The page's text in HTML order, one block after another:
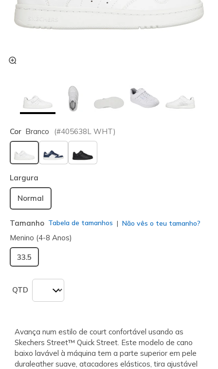
Cor Branco (#405638L WHT)
selecionado
Largura
Normal
Tamanho Tabela de tamanhos Não vês o teu tamanho?
Menino (4-8 Anos)
33.5
QTD
Avança num estilo de court confortável usando as
Skechers Street™ Quick Street. Este modelo de cano
baixo lavável à máquina tem a parte superior em pele
duraleather suave, atacadores elásticos, tira ajustável